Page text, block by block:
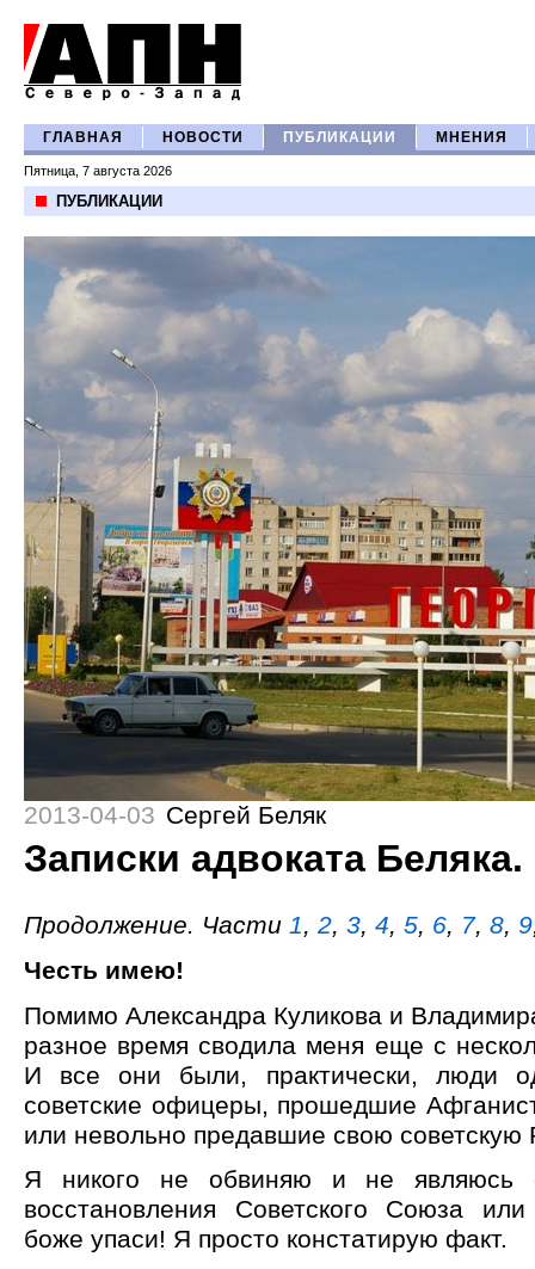
ГЛАВНАЯ НОВОСТИ ПУБЛИКАЦИИ МНЕНИЯ
Пятница, 7 августа 2026
ПУБЛИКАЦИИ
2013-04-03 Сергей Беляк
Записки адвоката Беляка.
Продолжение. Части 1, 2, 3, 4, 5, 6, 7, 8, 9
Честь имею!
Помимо Александра Куликова и
разное время сводила меня еще с
И все они были, практически, люди
советские офицеры, прошедшие
или невольно предавшие свою советскую
Я никого не обвиняю и не являюсь
восстановления Советского Союза или
боже упаси! Я просто констатирую факт.